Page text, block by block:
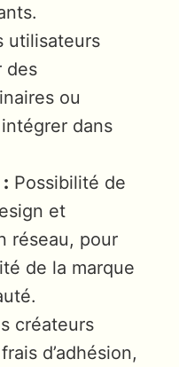
utilisateurs
des
ou
dans
Possibilité de
et
réseau, pour
de la marque
créateurs
d’adhésion,